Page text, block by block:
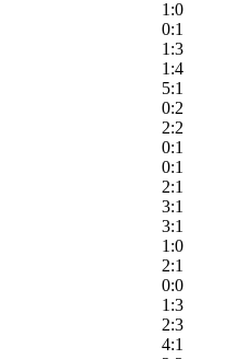
1:0
0:1
1:3
1:4
5:1
0:2
2:2
0:1
0:1
2:1
3:1
3:1
1:0
2:1
0:0
1:3
2:3
4:1